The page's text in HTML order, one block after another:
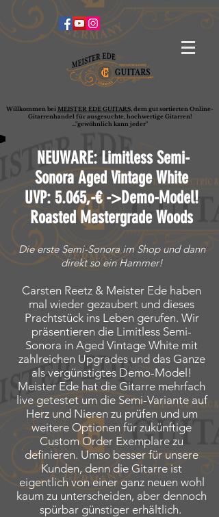
Willkommen bei MEISTER EDE GUITARS,dem gut sortierten Online-
Gitarrenhandel für ausgesuchte, hochwertige Gitarren!
..."gewöhnlich kann jeder"
NEUWARE: Limitless Semi-
Sonora Aged Vintage White
UVP: 5.065,-€->Demo-Model!
Roasted Mastergrade Woods
Die erste Semi-Sonora im Shop und dann
direkt so ein Hammer!
Carsten Reetz & Meister Ede haben
mal wieder gezaubert und dieses
Prachtstück ins Leben gerufen. Wir
präsentieren die Limitless Semi-
Sonora in Aged Vintage White mit
zahlreichen Upgrades und das Ganze
als vergünstigtes Demo-Model!
Meister Ede hat die Gitarre mehrfach
live getestet um die Semi-Variante auf
Herz und Nieren zu prüfen und um
weitere Optionen für zukünftige
Custom Order Exemplare zu
definieren. Umso besser für unsere
Kunden, denn die Gitarre ist
eigentlich von einer ganz neuen wohl
kaum zu unterscheiden, aber dennoch
spürbar günstiger erhältlich.